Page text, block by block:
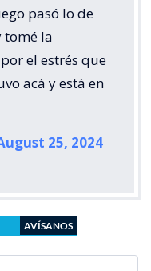
pasó lo de
tomé la
el estrés que
acá y está en
25, 2024
AVÍSANOS